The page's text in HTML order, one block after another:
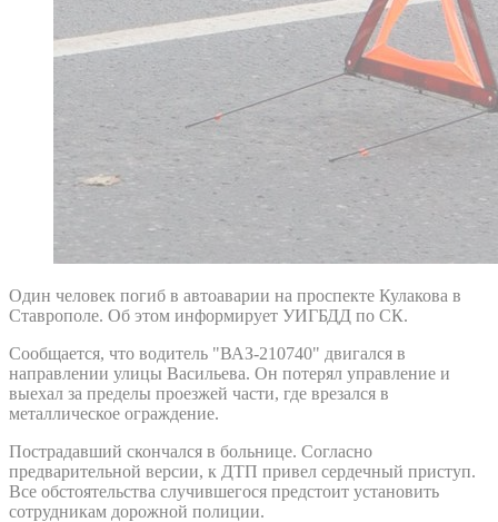
Один человек погиб в автоаварии на проспекте Кулакова в
Ставрополе. Об этом информирует УИГБДД по СК.
Сообщается, что водитель "ВАЗ-210740" двигался в
направлении улицы Васильева. Он потерял управление и
выехал за пределы проезжей части, где врезался в
металлическое ограждение.
Пострадавший скончался в больнице. Согласно
предварительной версии, к ДТП привел сердечный приступ.
Все обстоятельства случившегося предстоит установить
сотрудникам дорожной полиции.